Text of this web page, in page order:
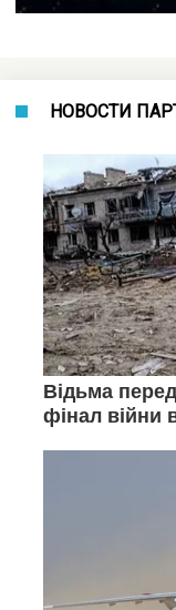
НОВОСТИ